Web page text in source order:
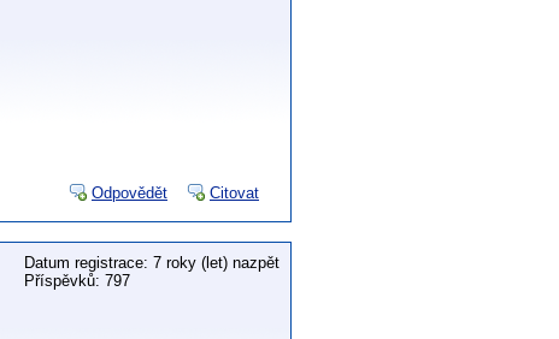
Odpovědět Citovat
Datum registrace: 7 roky (let) nazpět
Příspěvků: 797